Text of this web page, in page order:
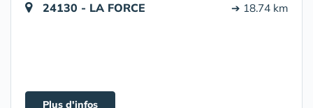
24130 - LA FORCE ➔ 18.74 km
Plus d'infos